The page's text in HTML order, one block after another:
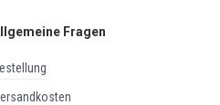
Fragen
bestellung
versandkosten